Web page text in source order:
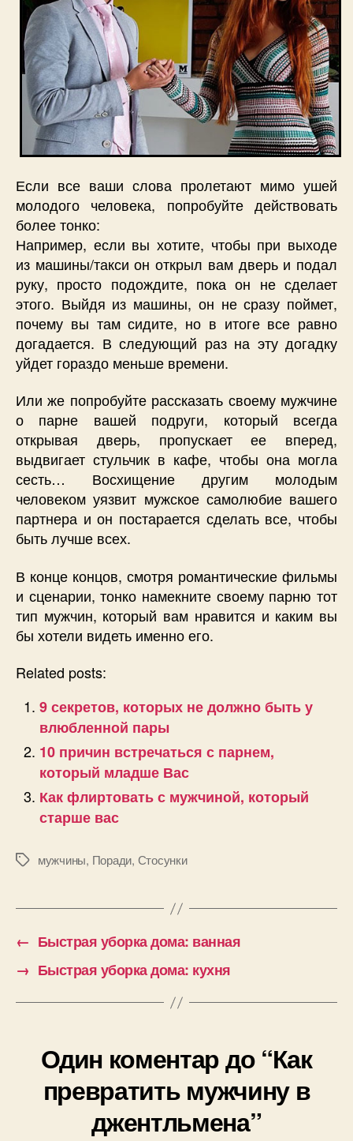
Если все ваши слова пролетают мимо ушей
молодого человека, попробуйте действовать
более тонко:
Например, если вы хотите, чтобы при выходе
из машины/такси он открыл вам дверь и подал
руку, просто подождите, пока он не сделает
этого. Выйдя из машины, он не сразу поймет,
почему вы там сидите, но в итоге все равно
догадается. В следующий раз на эту догадку
уйдет гораздо меньше времени.
Или же попробуйте рассказать своему мужчине
о парне вашей подруги, который всегда
открывая дверь, пропускает ее вперед,
выдвигает стульчик в кафе, чтобы она могла
сесть… Восхищение другим молодым
человеком уязвит мужское самолюбие вашего
партнера и он постарается сделать все, чтобы
быть лучше всех.
В конце концов, смотря романтические фильмы
и сценарии, тонко намекните своему парню тот
тип мужчин, который вам нравится и каким вы
бы хотели видеть именно его.
Related posts:
9 секретов, которых не должно быть у
влюбленной пары
10 причин встречаться с парнем,
который младше Вас
Как флиртовать с мужчиной, который
старше вас
Позначки
мужчины, Поради, Стосунки
← Быстрая уборка дома: ванная
→ Быстрая уборка дома: кухня
Один коментар до “Как
превратить мужчину в
джентльмена”